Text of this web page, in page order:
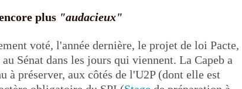
plus "audacieux"
voté, l'année dernière, le projet de loi Pacte,
Sénat dans les jours qui viennent. La Capeb a
à préserver, aux côtés de l'U2P (dont elle est